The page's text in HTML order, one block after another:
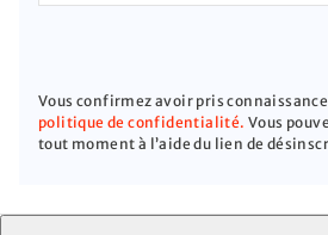
Vous confirmez avoir pris
politique de confidentialité. Vous
tout moment à l’aide du lien de